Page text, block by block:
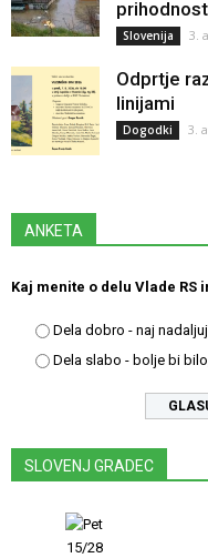
prihodnost
Slovenija 3.
Odprtje
linijami
Dogodki 3.
ANKETA
Kaj menite o delu Vlade RS
Dela dobro - naj
Dela slabo - bolje bi
SLOVENJ GRADEC
15/28